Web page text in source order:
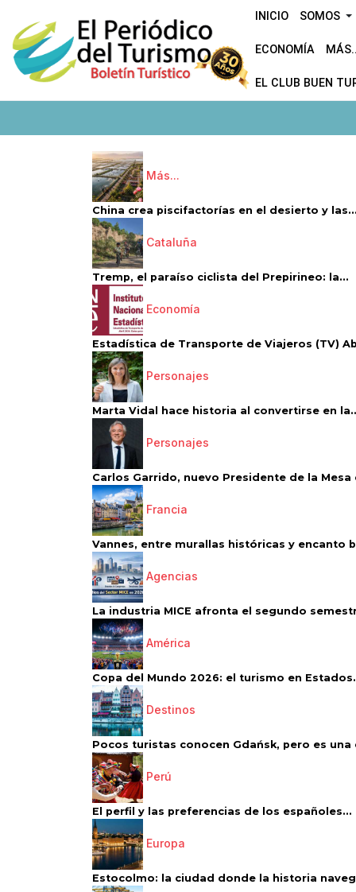
INICIO SOMOS
ECONOMÍA
EL CLUB BUEN
Más...
China crea piscifactorías en el desierto y las...
Cataluña
Tremp, el paraíso ciclista del Prepirineo: la...
Economía
Estadística de Transporte de Viajeros (TV)
Personajes
Marta Vidal hace historia al convertirse en
Personajes
Carlos Garrido, nuevo Presidente de la Mesa
Francia
Vannes, entre murallas históricas y encanto
Agencias
La industria MICE afronta el segundo
América
Copa del Mundo 2026: el turismo en
Destinos
Pocos turistas conocen Gdańsk, pero es una
Perú
El perfil y las preferencias de los españoles...
Europa
Estocolmo: la ciudad donde la historia